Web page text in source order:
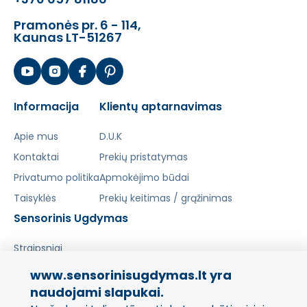
Pramonės pr. 6 - 114,
Kaunas LT-51267
Informacija
Apie mus
Kontaktai
Privatumo politika
Taisyklės
Klientų aptarnavimas
D.U.K
Prekių pristatymas
Apmokėjimo būdai
Prekių keitimas / grąžinimas
Sensorinis Ugdymas
Straipsniai
Pasidalinkite savo patirtimi!
www.sensorinisugdymas.lt yra
naudojami slapukai.